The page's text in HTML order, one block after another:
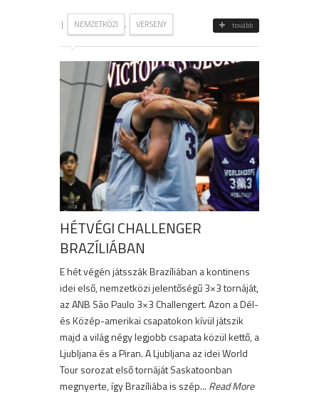
| NEMZETKÖZI , VERSENY tovább
HÉTVÉGI CHALLENGER
BRAZÍLIÁBAN
E hét végén játsszák Brazíliában a kontinens
idei első, nemzetközi jelentőségű 3×3 tornáját,
az ANB São Paulo 3×3 Challengert. Azon a Dél-
és Közép-amerikai csapatokon kívül játszik
majd a világ négy legjobb csapata közül kettő, a
Ljubljana és a Piran. A Ljubljana az idei World
Tour sorozat első tornáját Saskatoonban
megnyerte, így Brazíliába is szép... Read More